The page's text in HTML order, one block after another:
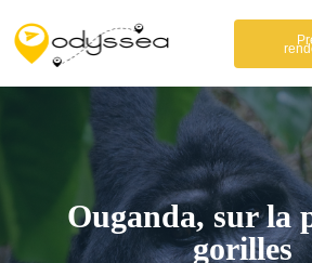
Ouganda, sur la
gorilles